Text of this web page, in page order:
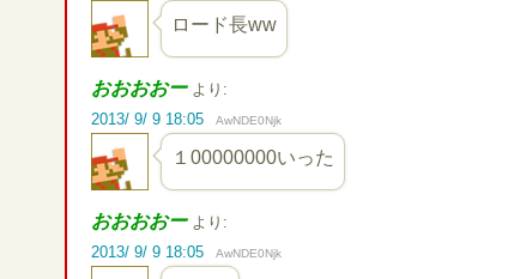
ロード長ww
おおおおー より:
2013/ 9/ 9 18:05
AwNDE0Njk
１00000000いった
おおおおー より:
2013/ 9/ 9 18:05
AwNDE0Njk